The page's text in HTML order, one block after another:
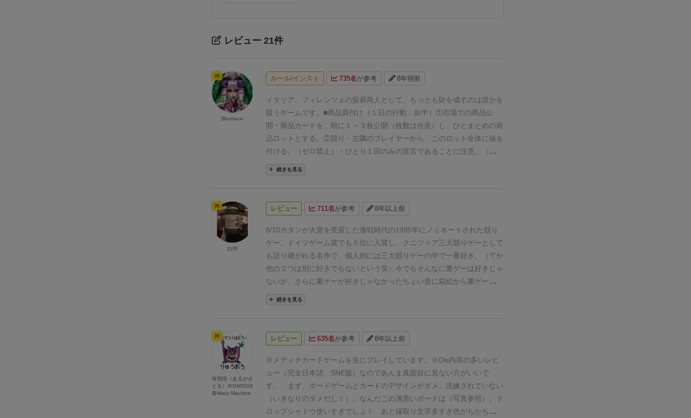
レビュー 21件
ルール/インスト 735名が参考 8年弱前
イタリア、フィレンツェの貿易商人として、もっとも財を成すのは誰かを
競うゲームです。 ■商品買付け （１日の行動：前半）①市場での商品公
開 ・商品カードを、順に１～３枚公開（枚数は任意）し、ひとまとめの商
品ロットとする。②競り
・左隣のプレイヤーから、このロット全体に値を
付ける。（ゼロ禁止）
・ひとり１回のみの宣言であることに注意。（同数
の宣言は禁止）
り落とし。・パスしても良い。（全員パスしたら商品は捨て札）
べる。・合計５枚より多い商品を競り落としてはならない。
そろうか、商品が尽きたら１日が終了。・全員が５枚の商品を得るか、商
品カードが尽きたら買い付け終了。→報酬計算へ■報酬の計算（１日の行
動：後半） ①総額最大ボーナス・船のすべての商品カードの価値を合計
し、順位によってボーナス。 （商品の種類は関係なく、価値の合計のみで
判断する。）・同着の場合は対象順位のボーナスを平均（切り捨て） ②最
多購入ボーナス・購入した商品ごとに判断して、購入１枚ごとに購入ピラ
ミッドを１ランク上げる。
位のみにボーナス。
れぞれ記載のボーナスを得る。・所定ランクに達した仲買人はそれぞれ
員が所定ボーナス額を得ることができる。■勝敗の決定
ウンド）の取引の結果、総額が最も多い仲買人の勝利！
続きを見る
神
Bluebear
レビュー 711名が参考 8年以上前
8/10カタンが大賞を受賞した激戦時代の1995年にノミネートされた競り
ゲー。
ドイツゲーム賞でも５位に入賞し、クニツィア三大競りゲーとして
も語り継がれる名作で、個人的には三大競りゲーの中で一番好き。（てか
他の２つは別に好きでもないという笑） 今でもそんなに重ゲーは好きじゃ
ないが、さらに重ゲーが好きじゃなかったちょい昔に箱絵から重ゲーの雰
囲気出してて、「うわぁ」と思ってやってみたら、その洗練されてもはや
美しさすら感じるルールと戦略と運のバランスの見事さに感動したボード
ろ、タイルを袋から引くワクワク感、それを競り落とすかどうかの駆け引
き、集めたタイルがラウンドを重ねる毎に得点が上がっていくので盛り上
がさも申し分ない。特に競りゲーが苦手な人にありがちの「相場がわから
ない」点が、このゲームでは一番多く集めた人が〜〜点と明確に決められ
ているので、やりやすいと思う。 個人的には全てのカードを使う６人プレ
イが好きだが、４〜５人でも楽しめる。何度もリメイクされるのも納得の
一作だが、メーカーによって、使いづらかったり（特にリオグランデの旧
続きを見る
神
白州
レビュー 635名が参考 8年以上前
※メディチカードゲームを先にプレイしています。 ※Dis内容の多いレビ
ュー（完全日本語、SNE版）なのであんま真面目に見ない方がいいで
す。
まず、 ボードゲームとカードのデザインがダメ。洗練されていない
（いきなりのダメだし！）。なんだこの薄黒いボードは（写真参照）。
ド
ロップシャドウ使いすぎでしょ！ あと縁取り文字多すぎ色がちかちかし
神
有我悟（あるがさ
とる）＠GM2026
春Mazy Machine